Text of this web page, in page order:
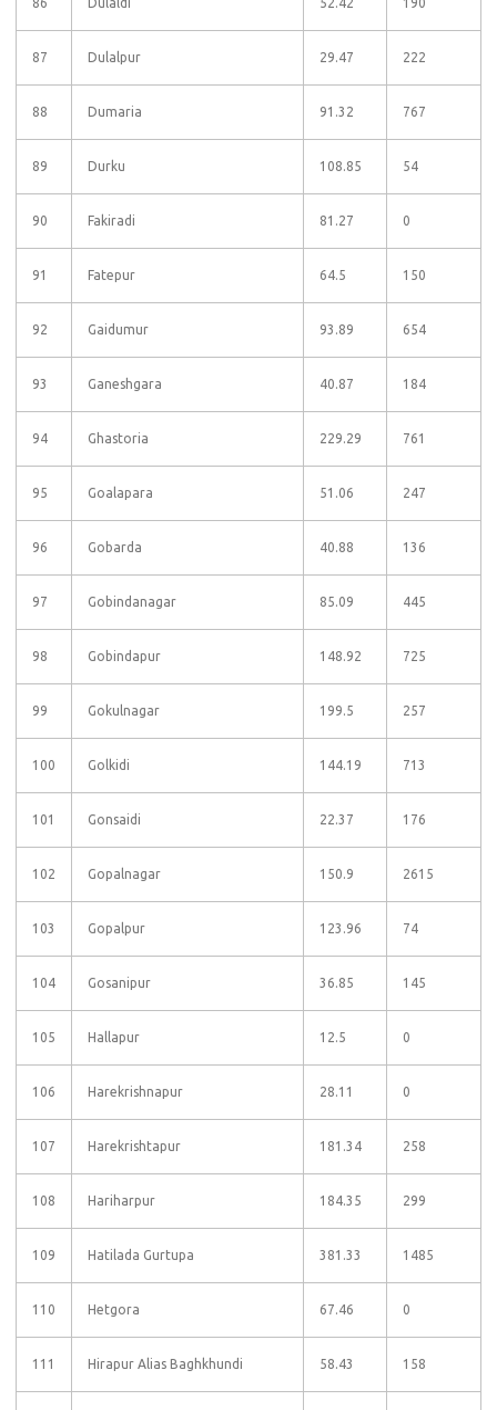
87 Dulalpur 29.47 222
88 Dumaria 91.32 767
89 Durku 108.85 54
90 Fakiradi 81.27 0
91 Fatepur 64.5 150
92 Gaidumur 93.89 654
93 Ganeshgara 40.87 184
94 Ghastoria 229.29 761
95 Goalapara 51.06 247
96 Gobarda 40.88 136
97 Gobindanagar 85.09 445
98 Gobindapur 148.92 725
99 Gokulnagar 199.5 257
100 Golkidi 144.19 713
101 Gonsaidi 22.37 176
102 Gopalnagar 150.9 2615
103 Gopalpur 123.96 74
104 Gosanipur 36.85 145
105 Hallapur 12.5 0
106 Harekrishnapur 28.11 0
107 Harekrishtapur 181.34 258
108 Hariharpur 184.35 299
109 Hatilada Gurtupa 381.33 1485
110 Hetgora 67.46 0
111 Hirapur Alias Baghkhundi 58.43 158